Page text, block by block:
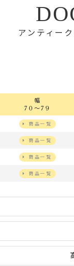
アンティー
幅
70～79
商品一覧
商品一覧
商品一覧
商品一覧